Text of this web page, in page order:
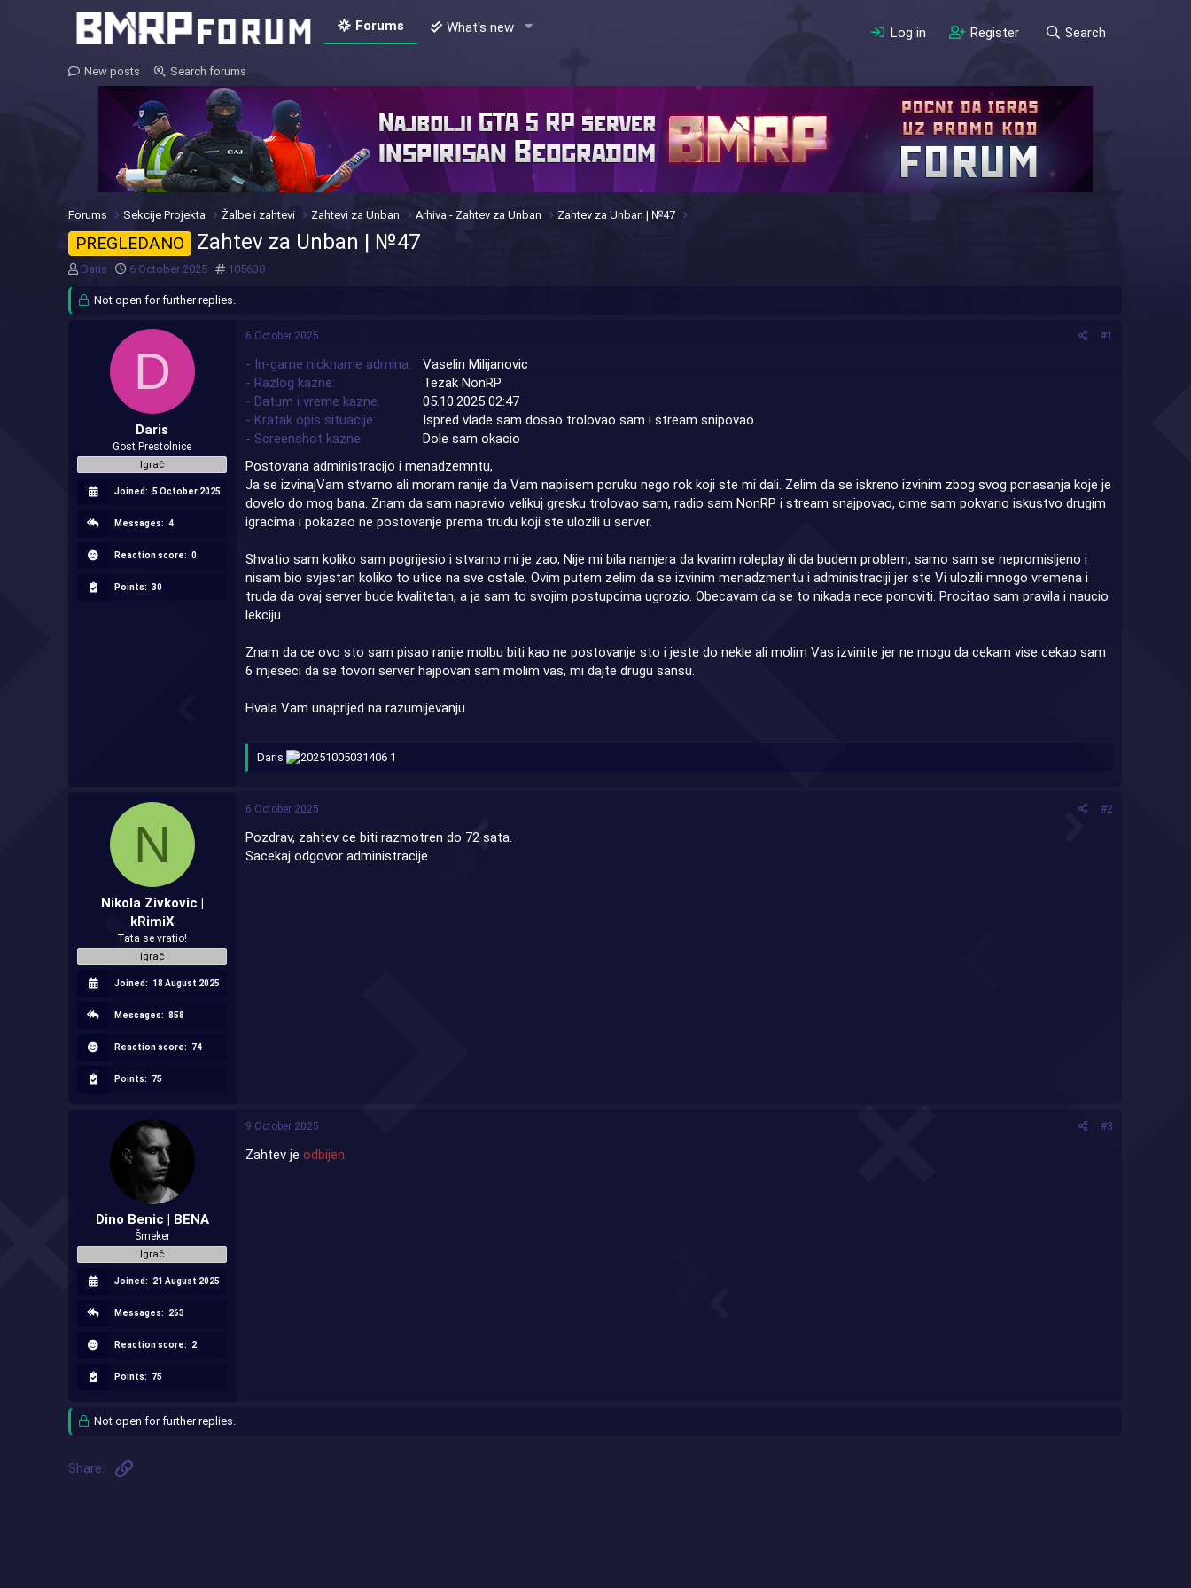
Forums What's new Log in Register Search
New posts Search forums
Forums Sekcije Projekta Žalbe i zahtevi Zahtevi za Unban Arhiva - Zahtev za Unban Zahtev za Unban | №47
PREGLEDANO Zahtev za Unban | №47
T
r
r
Daris
S
a
t
6 October 2025 #105638
Not open for further replies.
D
Daris
Gost Prestolnice
Igrač
Joined: 5 October 2025
Messages: 4
Reaction score: 0
Points: 30
6 October 2025 #1
- In-game nickname admina
Vaselin Milijanovic
- Razlog kazne
Tezak NonRP
- Datum i vreme kazne
05.10.2025 02:47
- Kratak opis situacije
Ispred vlade sam dosao trolovao sam i stream snipovao.
- Screenshot kazne
Dole sam okacio
Postovana administracijo i menadzemntu,
Ja se izvinajVam stvarno ali moram ranije da Vam napiisem poruku nego rok koji ste mi dali. Zelim da se iskreno izvinim zbog svog ponasanja koje je
dovelo do mog bana. Znam da sam napravio velikuj gresku trolovao sam, radio sam NonRP i stream snajpovao, cime sam pokvario iskustvo drugim
igracima i pokazao ne postovanje prema trudu koji ste ulozili u server.
Shvatio sam koliko sam pogrijesio i stvarno mi je zao, Nije mi bila namjera da kvarim roleplay ili da budem problem, samo sam se nepromisljeno i
nisam bio svjestan koliko to utice na sve ostale. Ovim putem zelim da se izvinim menadzmentu i administraciji jer ste Vi ulozili mnogo vremena i
truda da ovaj server bude kvalitetan, a ja sam to svojim postupcima ugrozio. Obecavam da se to nikada nece ponoviti. Procitao sam pravila i naucio
lekciju.
Znam da ce ovo sto sam pisao ranije molbu biti kao ne postovanje sto i jeste do nekle ali molim Vas izvinite jer ne mogu da cekam vise cekao sam
6 mjeseci da se tovori server hajpovan sam molim vas, mi dajte drugu sansu.
Hvala Vam unaprijed na razumijevanju.
Daris
N
Nikola Zivkovic |
kRimiX
Tata se vratio!
Igrač
Joined: 18 August 2025
Messages: 858
Reaction score: 74
Points: 75
6 October 2025 #2
Pozdrav, zahtev ce biti razmotren do 72 sata.
Sacekaj odgovor administracije.
Dino Benic | BENA
Šmeker
Igrač
Joined: 21 August 2025
Messages: 263
Reaction score: 2
Points: 75
9 October 2025 #3
Zahtev jeodbijen
Not open for further replies.
Share: